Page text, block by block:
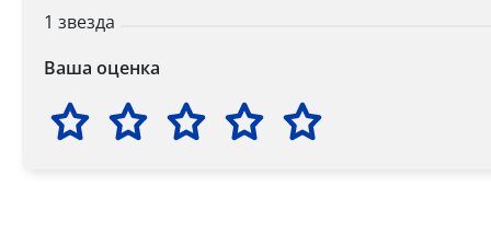
1 звезда
Ваша оценка